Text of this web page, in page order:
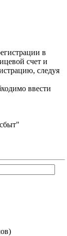
в
счет и
следуя
окнах.
ввести